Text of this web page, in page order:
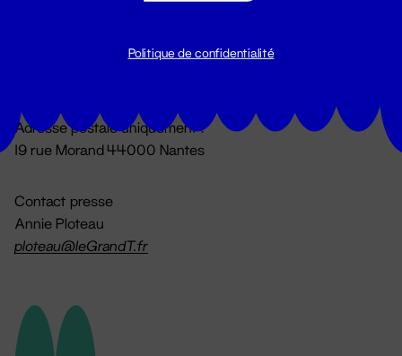
Du lundi au vendredi 14h → 18h
Adresse postale uniquement :
19 rue Morand 44000 Nantes
Contact presse
Annie Ploteau
ploteau@leGrandT.fr
Politique de confidentialité